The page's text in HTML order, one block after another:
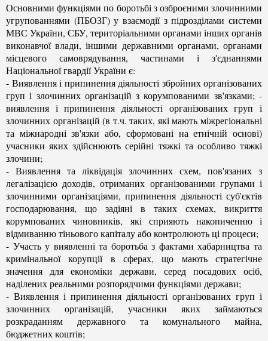
Основними функціями по боротьбі з озброєними злочинними
угрупованнями (ПБОЗГ) у взаємодії з підрозділами системи
МВС України, СБУ, територіальними органами інших органів
виконавчої влади, іншими державними органами, органами
місцевого самоврядування, частинами і з'єднаннями
Національної гвардії України є:
- Виявлення і припинення діяльності збройних організованих
груп і злочинних організацій з корумпованими зв'язками; -
виявлення і припинення діяльності організованих груп і
злочинних організацій (в т.ч. таких, які мають міжрегіональні
та міжнародні зв'язки або, сформовані на етнічній основі)
учасники яких здійснюють серійні тяжкі та особливо тяжкі
злочини;
- Виявлення та ліквідація злочинних схем, пов'язаних з
легалізацією доходів, отриманих організованими групами і
злочинними організаціями, припинення діяльності суб'єктів
господарювання, що задіяні в таких схемах, викриття
корумпованих чиновників, які сприяють накопиченню і
відмиванню тіньового капіталу або контролюють ці процеси;
- Участь у виявленні та боротьба з фактами хабарництва та
кримінальної корупції в сферах, що мають стратегічне
значення для економіки держави, серед посадових осіб,
наділених реальними розпорядчими функціями держави;
- Виявлення і припинення діяльності організованих груп і
злочинних організацій, учасники яких займаються
розкраданням державного та комунального майна,
бюджетних коштів;